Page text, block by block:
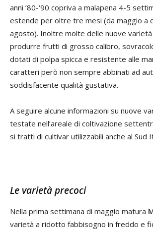
anni ’80-‘90 copriva a malapena 4-5
estende per oltre tre mesi (da maggio a
agosto). Inoltre molte delle nuove
produrre frutti di grosso calibro,
dotati di polpa spicca e resistente alle
caratteri però non sempre abbinati ad
soddisfacente qualità gustativa.
A seguire alcune informazioni su nuove
testate nell’areale di coltivazione
si tratti di cultivar utilizzabili anche al Sud
Le varietà precoci
Nella prima settimana di maggio matura
varietà a ridotto fabbisogno in freddo e